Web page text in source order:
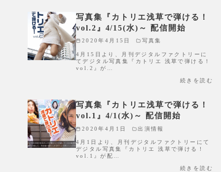
写真集『カトリエ浅草で弾ける！
vol.2』4/15(水)～ 配信開始
2020年4月15日 写真集
4月15日より、月刊デジタルファクトリーに
てデジタル写真集『カトリエ 浅草で弾ける！
vol.2』が…
続きを読む
写真集『カトリエ浅草で弾ける！
vol.1』4/1(水)～ 配信開始
2020年4月1日 出演情報
4月1日より、月刊デジタルファクトリーにて
デジタル写真集『カトリエ 浅草で弾ける！
vol.1』が配…
続きを読む